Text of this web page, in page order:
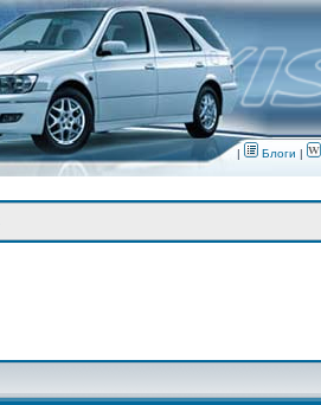
| Блоги |